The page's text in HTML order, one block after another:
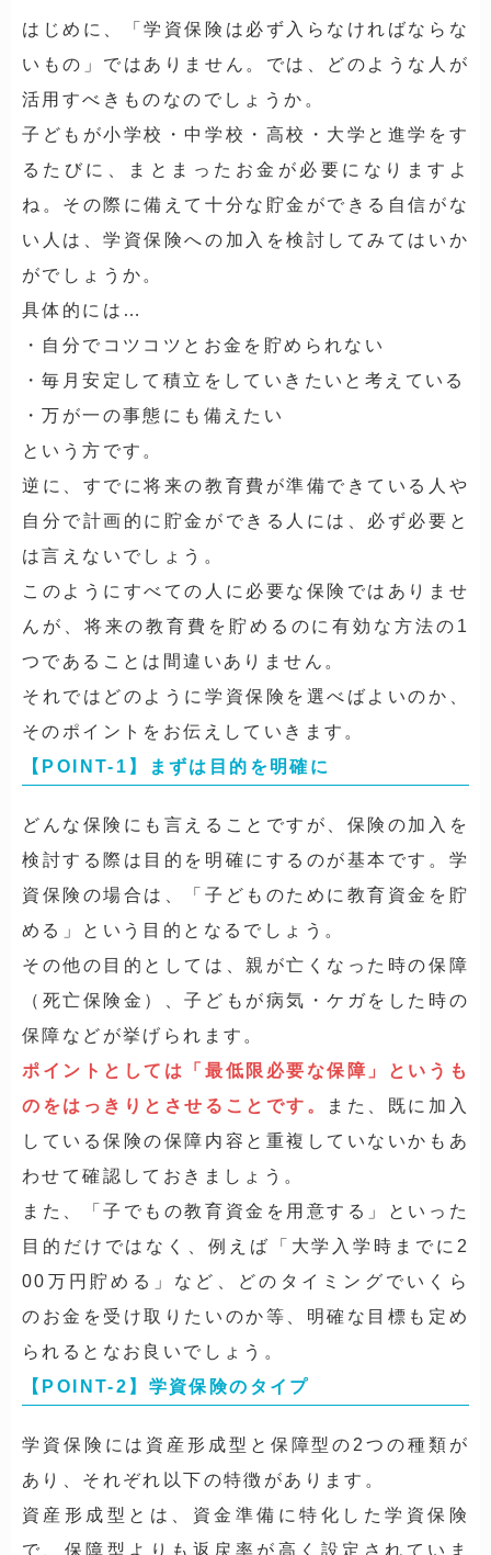
はじめに、「学資保険は必ず入らなければならな
いもの」ではありません。では、どのような人が
活用すべきものなのでしょうか。
子どもが小学校・中学校・高校・大学と進学をす
るたびに、まとまったお金が必要になりますよ
ね。その際に備えて十分な貯金ができる自信がな
い人は、学資保険への加入を検討してみてはいか
がでしょうか。
具体的には…
・自分でコツコツとお金を貯められない
・毎月安定して積立をしていきたいと考えている
・万が一の事態にも備えたい
という方です。
逆に、すでに将来の教育費が準備できている人や
自分で計画的に貯金ができる人には、必ず必要と
は言えないでしょう。
このようにすべての人に必要な保険ではありませ
んが、将来の教育費を貯めるのに有効な方法の1
つであることは間違いありません。
それではどのように学資保険を選べばよいのか、
そのポイントをお伝えしていきます。
【POINT-1】まずは目的を明確に
どんな保険にも言えることですが、保険の加入を
検討する際は目的を明確にするのが基本です。学
資保険の場合は、「子どものために教育資金を貯
める」という目的となるでしょう。
その他の目的としては、親が亡くなった時の保障
（死亡保険金）、子どもが病気・ケガをした時の
保障などが挙げられます。
ポイントとしては「最低限必要な保障」というも
のをはっきりとさせることです。
また、既に加入
している保険の保障内容と重複していないかもあ
わせて確認しておきましょう。
また、「子でもの教育資金を用意する」といった
目的だけではなく、例えば「大学入学時までに2
00万円貯める」など、どのタイミングでいくら
のお金を受け取りたいのか等、明確な目標も定め
られるとなお良いでしょう。
【POINT-2】学資保険のタイプ
学資保険には資産形成型と保障型の2つの種類が
あり、それぞれ以下の特徴があります。
資産形成型とは、資金準備に特化した学資保険
で、保障型よりも返戻率が高く設定されていま